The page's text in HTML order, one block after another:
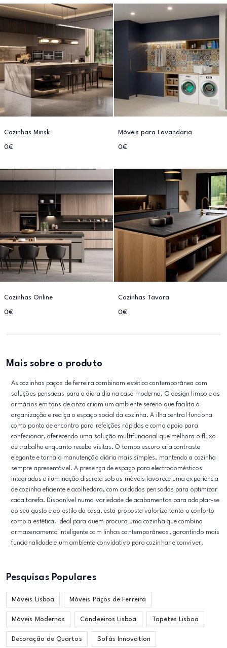
Cozinhas Minsk
0€
Móveis para Lavandaria
0€
Cozinhas Online
0€
Cozinhas Tavora
0€
Mais sobre o produto
As cozinhas paços de ferreira combinam estética contemporânea com
soluções pensadas para o dia a dia na casa moderna. O design limpo e os
armários em tons de cinza criam um ambiente sereno que facilita a
organização e realça o espaço social da cozinha. A ilha central funciona
como ponto de encontro para refeições rápidas e como apoio para
confecionar, oferecendo uma solução multifuncional que melhora o fluxo
de trabalho enquanto recebe visitas. O tampo escuro cria contraste
elegante e torna a manutenção diária mais simples, mantendo a cozinha
sempre apresentável. A presença de espaço para electrodomésticos
integrados e iluminação discreta sob os móveis favorece uma experiência
de cozinha eficiente e acolhedora, com cuidados pensados para optimizar
cada tarefa. Disponível numa variedade de acabamentos para adaptar-se
ao seu gosto e ao estilo da casa, esta proposta valoriza tanto o conforto
como a estética. Ideal para quem procura uma cozinha que combina
armazenamento inteligente com linhas contemporâneas, garantindo mais
funcionalidade e um ambiente convidativo para cozinhar e conviver.
Pesquisas Populares
Móveis Lisboa Móveis Paços de Ferreira
Móveis Modernos Candeeiros Lisboa Tapetes Lisboa
Decoração de Quartos Sofás Innovation